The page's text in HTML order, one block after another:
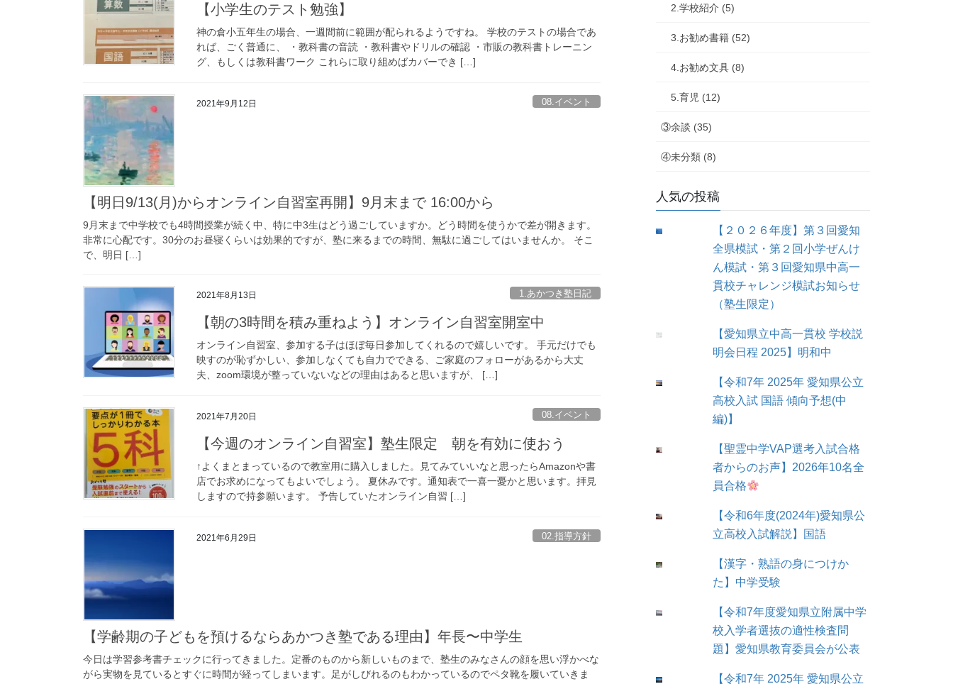
【小学生のテスト勉強】
神の倉小五年生の場合、一週間前に範囲が配られるようですね。 学校のテストの場合であ
れば、ごく普通に、 ・教科書の音読 ・教科書やドリルの確認 ・市販の教科書トレーニン
グ、もしくは教科書ワーク これらに取り組めばカバーでき […]
2021年9月12日 08.イベント
【明日9/13(月)からオンライン自習室再開】9月末まで 16:00から
9月末まで中学校でも4時間授業が続く中、特に中3生はどう過ごしていますか。どう時間を使うかで差が開きます。
非常に心配です。30分のお昼寝くらいは効果的ですが、塾に来るまでの時間、無駄に過ごしてはいませんか。 そこ
で、明日 […]
2021年8月13日 1.あかつき塾日記
【朝の3時間を積み重ねよう】オンライン自習室開室中
オンライン自習室、参加する子はほぼ毎日参加してくれるので嬉しいです。 手元だけでも
映すのが恥ずかしい、参加しなくても自力でできる、ご家庭のフォローがあるから大丈
夫、zoom環境が整っていないなどの理由はあると思いますが、 […]
2021年7月20日 08.イベント
【今週のオンライン自習室】塾生限定 朝を有効に使おう
↑よくまとまっているので教室用に購入しました。見てみていいなと思ったらAmazonや書
店でお求めになってもよいでしょう。 夏休みです。通知表で一喜一憂かと思います。拝見
しますので持参願います。 予告していたオンライン自習 […]
2021年6月29日 02.指導方針
【学齢期の子どもを預けるならあかつき塾である理由】年長〜中学生
今日は学習参考書チェックに行ってきました。定番のものから新しいものまで、塾生のみなさんの顔を思い浮かべな
がら実物を見ているとすぐに時間が経ってしまいます。足がしびれるのもわかっているのでペタ靴を履いていきま
2.学校紹介 (5)
3.お勧め書籍 (52)
4.お勧め文具 (8)
5.育児 (12)
③余談 (35)
④未分類 (8)
人気の投稿
【２０２６年度】第３回愛知
全県模試・第２回小学ぜんけ
ん模試・第３回愛知県中高一
貫校チャレンジ模試お知らせ
（塾生限定）
【愛知県立中高一貫校 学校説
明会日程 2025】明和中
【令和7年 2025年 愛知県公立
高校入試 国語 傾向予想(中
編)】
【聖霊中学VAP選考入試合格
者からのお声】2026年10名全
員合格
【令和6年度(2024年)愛知県公
立高校入試解説】国語
【漢字・熟語の身につけか
た】中学受験
【令和7年度愛知県立附属中学
校入学者選抜の適性検査問
題】愛知県教育委員会が公表
【令和7年 2025年 愛知県公立